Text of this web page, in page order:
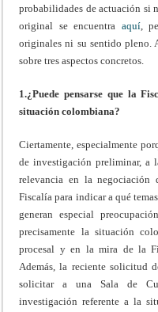
probabilidades de actuación si
original se encuentra aquí,
originales ni su sentido pleno.
sobre tres aspectos concretos.
1.¿Puede pensarse que la
situación colombiana?
Ciertamente, especialmente
de investigación preliminar, a
relevancia en la negociación
Fiscalía para indicar a qué
generan especial
precisamente la situación
procesal y en la mira de la
Además, la reciente solicitud
solicitar a una Sala de
investigación referente a la